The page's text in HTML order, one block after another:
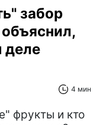
забор
деле
4 мин
фрукты и кто